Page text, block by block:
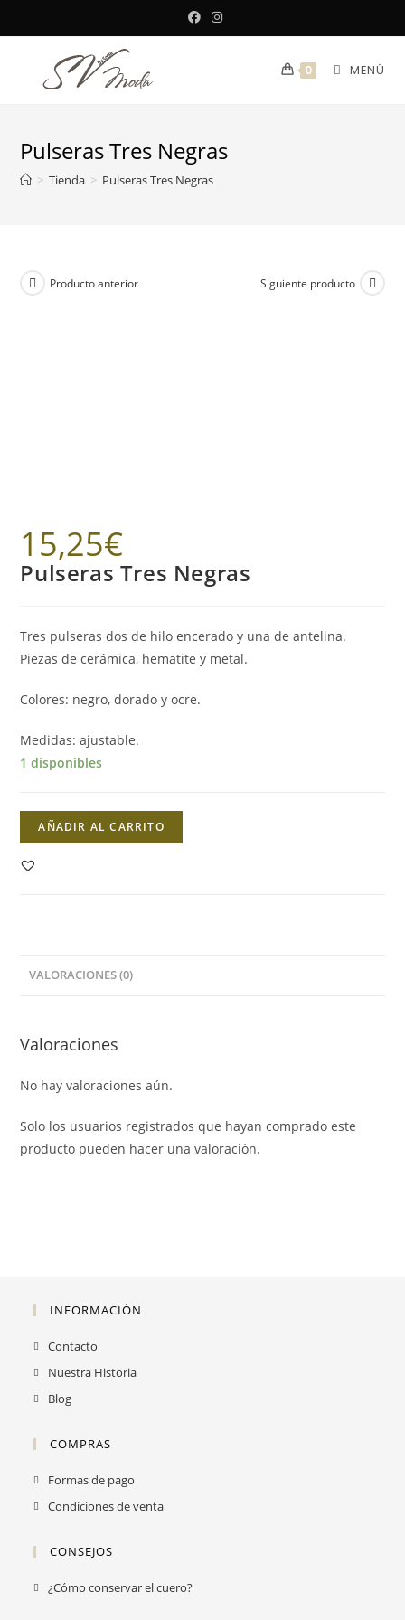
al
0 MENÚ
Pulseras Tres Negras
> Tienda > Pulseras Tres Negras
Producto anterior Siguiente producto
15,25€
Pulseras Tres Negras
Tres pulseras dos de hilo encerado y una de antelina.
Piezas de cerámica, hematite y metal.
Colores: negro, dorado y ocre.
Medidas: ajustable.
1 disponibles
Pulseras
Tres
Negras
AÑADIR AL CARRITO
VALORACIONES (0)
Valoraciones
No hay valoraciones aún.
Solo los usuarios registrados que hayan comprado este
producto pueden hacer una valoración.
INFORMACIÓN
Contacto
Nuestra Historia
Blog
COMPRAS
Formas de pago
Condiciones de venta
CONSEJOS
¿Cómo conservar el cuero?Se